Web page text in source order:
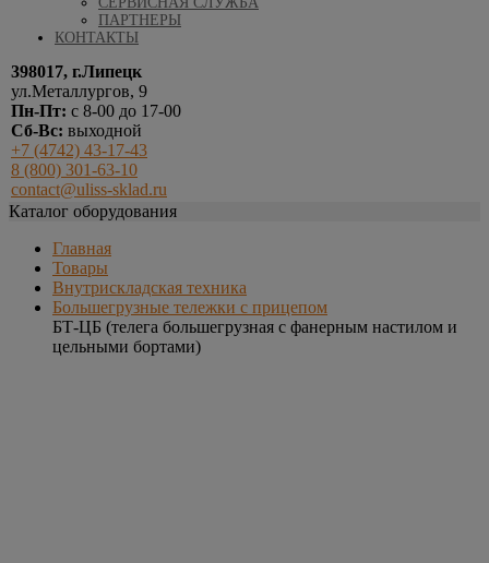
ПАРТНЕРЫ
КОНТАКТЫ
398017, г.Липецк
ул.Металлургов, 9
Пн-Пт: с 8-00 до 17-00
Сб-Вс: выходной
+7 (4742) 43-17-43
8 (800) 301-63-10
contact@uliss-sklad.ru
Каталог оборудования
Главная
Товары
Внутрискладская техника
Большегрузные тележки с прицепом
БТ-ЦБ (телега большегрузная с фанерным настилом и
цельными бортами)